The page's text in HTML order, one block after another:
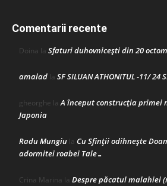
Comentarii recente
Doina la Sfaturi duhovnicești din 20
amalad la SF SILUAN ATHONITUL -11/ 24
gheorghe laA început construcţia primei
Japonia
Radu Mungiu la Cu Sfinții odihnește
adormitei roabei Tale…
Crina Marina la Despre păcatul malahiei